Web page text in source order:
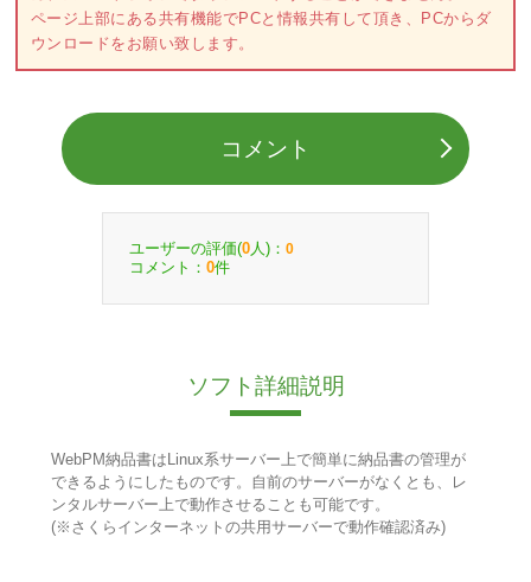
ページ上部にある共有機能でPCと情報共有して頂き、PCからダ
ウンロードをお願い致します。
コメント
ユーザーの評価(0 人)： 0
コメント： 0件
ソフト詳細説明
WebPM納品書はLinux系サーバー上で簡単に納品書の管理が
できるようにしたものです。自前のサーバーがなくとも、レ
ンタルサーバー上で動作させることも可能です。
(※さくらインターネットの共用サーバーで動作確認済み)